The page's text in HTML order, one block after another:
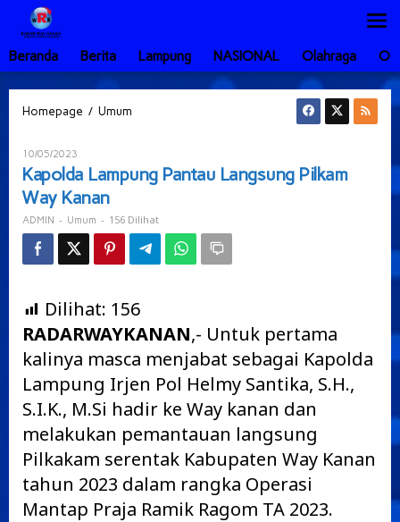
Lewati
konten
Beranda
Berita Lampung NASIONAL Olahraga
Homepage / Umum
Pilkam
10/05/2023
ADMIN
Kapolda Lampung Pantau Langsung Pilkam
Way Kanan
ADMIN - Umum - 156 Dilihat
Dilihat: 156
RADARWAYKANAN,- Untuk pertama
kalinya masca menjabat sebagai Kapolda
Lampung Irjen Pol Helmy Santika, S.H.,
S.I.K., M.Si hadir ke Way kanan dan
melakukan pemantauan langsung
Pilkakam serentak Kabupaten Way Kanan
tahun 2023 dalam rangka Operasi
Mantap Praja Ramik Ragom TA 2023.